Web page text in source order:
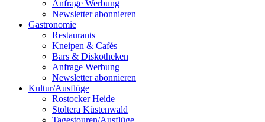
Anfrage Werbung
Newsletter abonnieren
Gastronomie
Restaurants
Kneipen & Cafés
Bars & Diskotheken
Anfrage Werbung
Newsletter abonnieren
Kultur/Ausflüge
Rostocker Heide
Stoltera Küstenwald
Tagestouren/Ausflüge